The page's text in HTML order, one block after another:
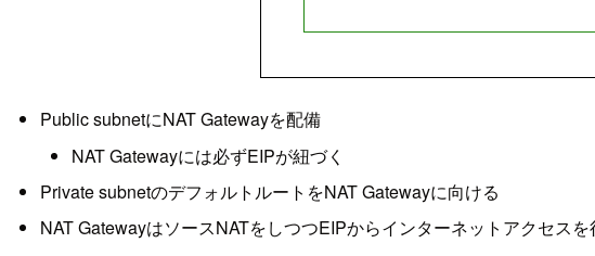
Public subnetにNAT Gatewayを配備
NAT Gatewayには必ずEIPが紐づく
Private subnetのデフォルトルートをNAT Gatewayに向ける
NAT GatewayはソースNATをしつつEIPからインターネットアクセスを